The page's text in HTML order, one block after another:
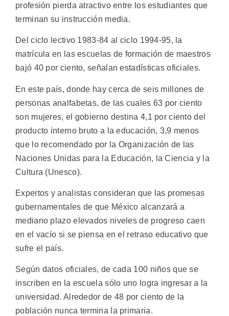
profesión pierda atractivo entre los estudiantes que
terminan su instrucción media.
Del ciclo lectivo 1983-84 al ciclo 1994-95, la
matrícula en las escuelas de formación de maestros
bajó 40 por ciento, señalan estadísticas oficiales.
En este país, donde hay cerca de seis millones de
personas analfabetas, de las cuales 63 por ciento
son mujeres, el gobierno destina 4,1 por ciento del
producto interno bruto a la educación, 3,9 menos
que lo recomendado por la Organización de las
Naciones Unidas para la Educación, la Ciencia y la
Cultura (Unesco).
Expertos y analistas consideran que las promesas
gubernamentales de que México alcanzará a
mediano plazo elevados niveles de progreso caen
en el vacío si se piensa en el retraso educativo que
sufre el país.
Según datos oficiales, de cada 100 niños que se
inscriben en la escuela sólo uno logra ingresar a la
universidad. Alrededor de 48 por ciento de la
población nunca termina la primaria.